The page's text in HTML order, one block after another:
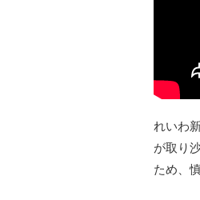
れいわ
が取り
ため、